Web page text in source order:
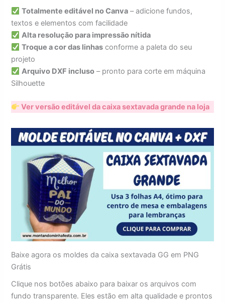
Totalmente editável no Canva – adicione fundos,
textos e elementos com facilidade
Alta resolução para impressão nítida
Troque a cor das linhas conforme a paleta do seu
projeto
Arquivo DXF incluso – pronto para corte em máquina
Silhouette
Ver versão editável da caixa sextavada grande na loja
Baixe agora os moldes da caixa sextavada GG em PNG
Grátis
Clique nos botões abaixo para baixar os arquivos com
fundo transparente. Eles estão em alta qualidade e prontos